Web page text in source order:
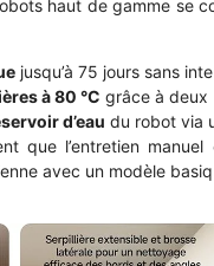
haut de gamme se
jusqu’à 75 jours sans
à 80 °C grâce à deux
d’eau du robot via
que l’entretien
avec un modèle